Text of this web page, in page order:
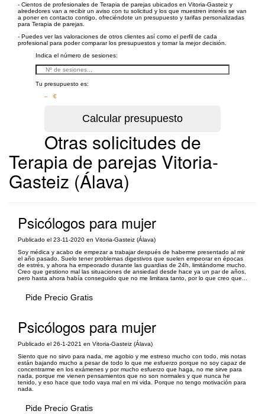
- Cientos de profesionales de Terapia de parejas ubicados en Vitoria-Gasteiz y
alrededores van a recibir un aviso con tu solicitud y los que muestren interés se van
a poner en contacto contigo, ofreciéndote un presupuesto y tarifas personalizadas
para Terapia de parejas.
- Puedes ver las valoraciones de otros clientes así como el perfil de cada
profesional para poder comparar los presupuestos y tomar la mejor decisión.
Indica el número de sesiones:
Tu presupuesto es:
– €
Otras solicitudes de
Terapia de parejas Vitoria-
Gasteiz (Álava)
Psicólogos para mujer
Publicado el 23-11-2020 en Vitoria-Gasteiz (Álava)
Soy médica y acabo de empezar a trabajar después de haberme presentado al mir
el año pasado. Suelo tener problemas digestivos que suelen empeorar en épocas
de estrés, y ahora ha empeorado durante las guardias de 24h, limitándome mucho.
Creo que gestiono mal las situaciones de ansiedad desde hace ya un par de años,
pero hasta ahora había conseguido que no me limitara tanto, por lo que creo que...
Pide Precio Gratis
Psicólogos para mujer
Publicado el 26-1-2021 en Vitoria-Gasteiz (Álava)
Siento que no sirvo para nada, me agobio y me estreso mucho con todo, mis notas
están bajando mucho a pesar de todo lo que me esfuerzo porque no soy capaz de
concentrarme en los exámenes y por mucho esfuerzo que haga, no me sirve para
nada, porque me vienen pensamientos que no son normales y que nunca he
tenido, y eso hace que todo vaya mal en mi vida. Porque no tengo motivación para
nada.
Pide Precio Gratis